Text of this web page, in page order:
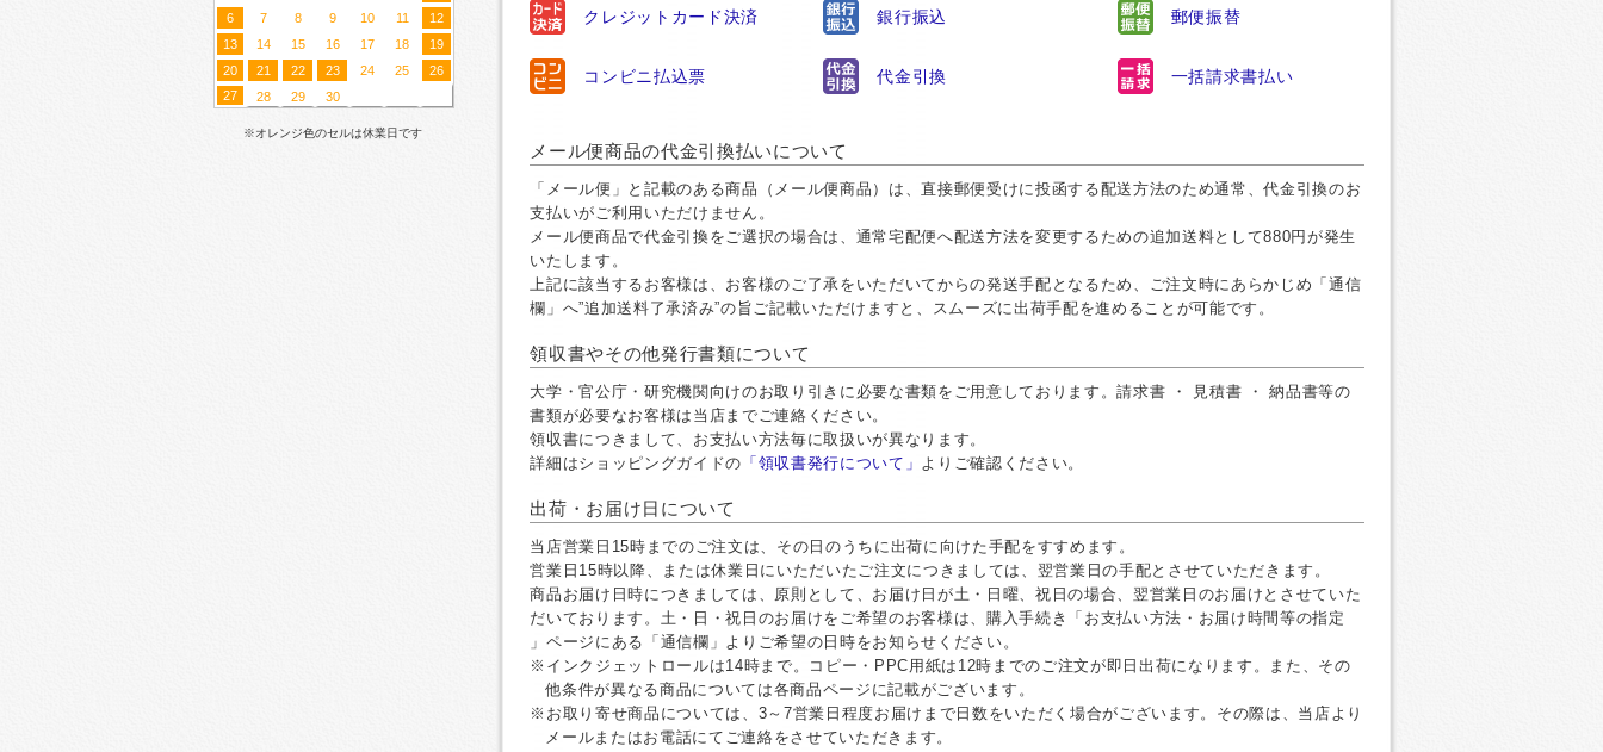
6
7 8 9 10 11
12
13
14 15 16 17 18
19
20
21 22 23 24 25
26
27
28 29 30
※オレンジ色のセルは休業日です
クレジットカード決済 銀行振込 郵便振替
コンビニ払込票 代金引換 一括請求書払い
メール便商品の代金引換払いについて
「メール便」と記載のある商品（メール便商品）は、直接郵便受けに投函する配送方法のため通常、代金引換のお
支払いがご利用いただけません。
メール便商品で代金引換をご選択の場合は、通常宅配便へ配送方法を変更するための追加送料として880円が発生
いたします。
上記に該当するお客様は、お客様のご了承をいただいてからの発送手配となるため、ご注文時にあらかじめ「通信
欄」へ”追加送料了承済み”の旨ご記載いただけますと、スムーズに出荷手配を進めることが可能です。
領収書やその他発行書類について
大学・官公庁・研究機関向けのお取り引きに必要な書類をご用意しております。請求書 ・ 見積書 ・ 納品書等の
書類が必要なお客様は当店までご連絡ください。
領収書につきまして、お支払い方法毎に取扱いが異なります。
詳細はショッピングガイドの 「領収書発行について」 よりご確認ください。
出荷・お届け日について
当店営業日15時までのご注文は、その日のうちに出荷に向けた手配をすすめます。
営業日15時以降、または休業日にいただいたご注文につきましては、翌営業日の手配とさせていただきます。
商品お届け日時につきましては、原則として、お届け日が土・日曜、祝日の場合、翌営業日のお届けとさせていた
だいております。土・日・祝日のお届けをご希望のお客様は、購入手続き「お支払い方法・お届け時間等の指定
」ページにある「通信欄」よりご希望の日時をお知らせください。
※インクジェットロールは14時まで。コピー・PPC用紙は12時までのご注文が即日出荷になります。また、その
他条件が異なる商品については各商品ページに記載がございます。
※お取り寄せ商品については、3～7営業日程度お届けまで日数をいただく場合がございます。その際は、当店より
メールまたはお電話にてご連絡をさせていただきます。